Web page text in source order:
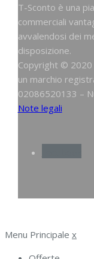
T-Sconto è una
commerciali
avvalendosi dei
disposizione.
Copyright ©
un marchio
02086520133 –
Note legali
Menu Principale x